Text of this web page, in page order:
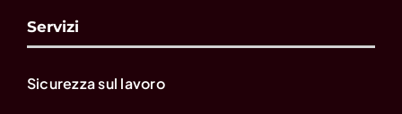
Servizi
Sicurezza sul lavoro